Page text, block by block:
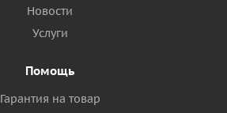
Новости
Услуги
Помощь
Гарантия на товар